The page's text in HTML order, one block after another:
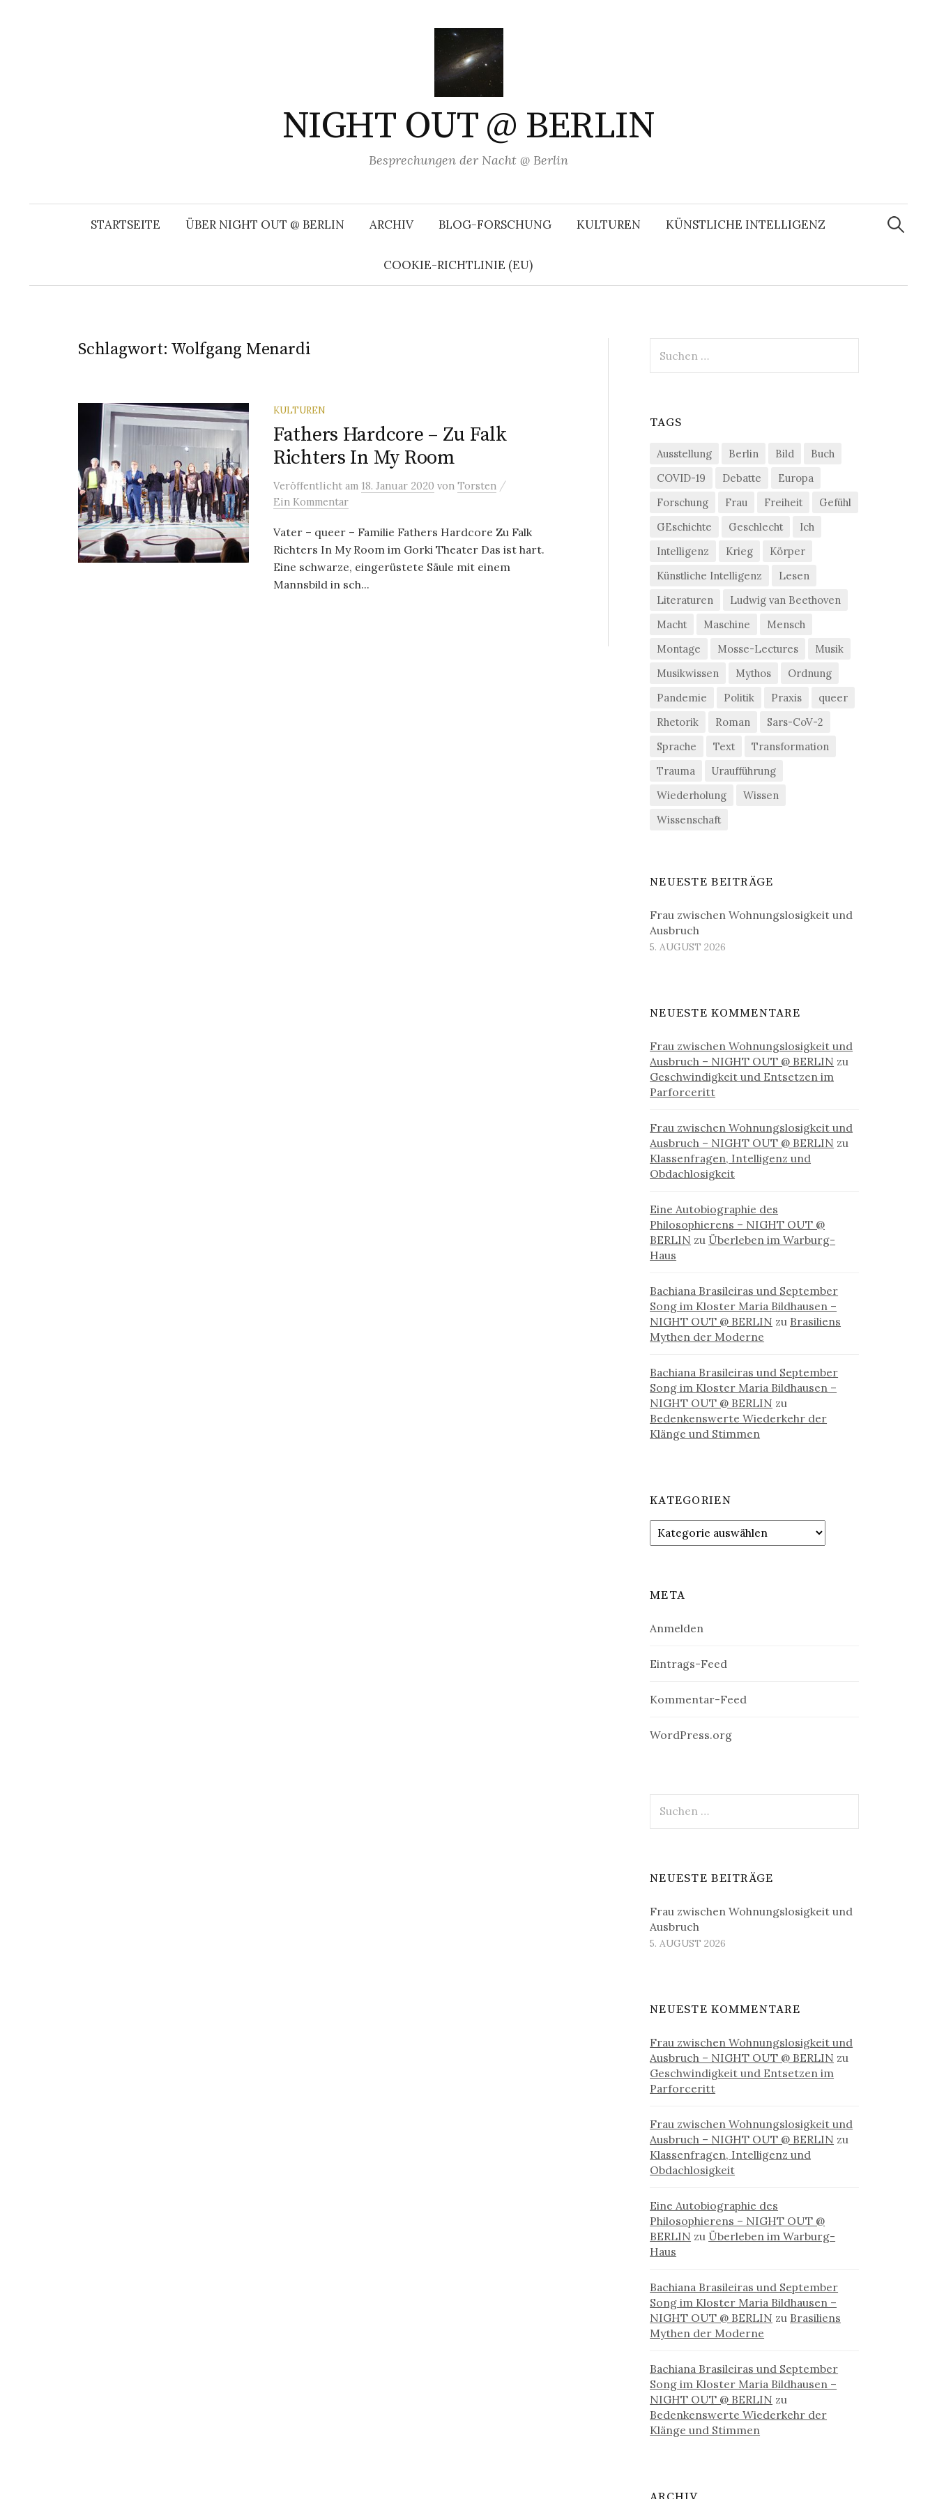
NIGHT OUT @ BERLIN
Besprechungen der Nacht @ Berlin
STARTSEITE ÜBER NIGHT OUT @ BERLIN ARCHIV BLOG-FORSCHUNG KULTUREN KÜNSTLICHE INTELLIGENZ
COOKIE-RICHTLINIE (EU)
Suchen
nach:
Schlagwort: Wolfgang Menardi
KULTUREN
Fathers Hardcore – Zu Falk
Richters In My Room
Veröffentlicht am 18. Januar 2020 von Torsten /
Ein Kommentar
Vater – queer – Familie Fathers Hardcore Zu Falk
Richters In My Room im Gorki Theater Das ist hart.
Eine schwarze, eingerüstete Säule mit einem
Mannsbild in sch...
nach:
TAGS
Ausstellung Berlin Bild
Buch
COVID-19
Debatte
Europa
Forschung
Frau Freiheit
Gefühl
GEschichte
Geschlecht
Ich
Intelligenz
Krieg
Körper
Künstliche Intelligenz
Lesen
Literaturen
Ludwig van Beethoven
Macht
Maschine
Mensch
Montage
Mosse-Lectures
Musik
Musikwissen
Mythos
Ordnung
Pandemie
Politik Praxis
queer
Rhetorik
Roman
Sars-CoV-2
Sprache
Text
Transformation
Trauma
Uraufführung
Wiederholung
Wissen
Wissenschaft
NEUESTE BEITRÄGE
Frau zwischen Wohnungslosigkeit und
Ausbruch
5. AUGUST 2026
NEUESTE KOMMENTARE
Frau zwischen Wohnungslosigkeit und
Ausbruch – NIGHT OUT @ BERLIN zu
Geschwindigkeit und Entsetzen im
Parforceritt
Frau zwischen Wohnungslosigkeit und
Ausbruch – NIGHT OUT @ BERLIN zu
Klassenfragen, Intelligenz und
Obdachlosigkeit
Eine Autobiographie des
Philosophierens – NIGHT OUT @
BERLIN zu Überleben im Warburg-
Haus
Bachiana Brasileiras und September
Song im Kloster Maria Bildhausen –
NIGHT OUT @ BERLIN zu Brasiliens
Mythen der Moderne
Bachiana Brasileiras und September
Song im Kloster Maria Bildhausen –
NIGHT OUT @ BERLIN zu
Bedenkenswerte Wiederkehr der
Klänge und Stimmen
KATEGORIEN
Kategorien
META
Anmelden
Eintrags-Feed
Kommentar-Feed
WordPress.org
nach:
NEUESTE BEITRÄGE
Frau zwischen Wohnungslosigkeit und
Ausbruch
5. AUGUST 2026
NEUESTE KOMMENTARE
Frau zwischen Wohnungslosigkeit und
Ausbruch – NIGHT OUT @ BERLIN zu
Geschwindigkeit und Entsetzen im
Parforceritt
Frau zwischen Wohnungslosigkeit und
Ausbruch – NIGHT OUT @ BERLIN zu
Klassenfragen, Intelligenz und
Obdachlosigkeit
Eine Autobiographie des
Philosophierens – NIGHT OUT @
BERLIN zu Überleben im Warburg-
Haus
Bachiana Brasileiras und September
Song im Kloster Maria Bildhausen –
NIGHT OUT @ BERLIN zu Brasiliens
Mythen der Moderne
Bachiana Brasileiras und September
Song im Kloster Maria Bildhausen –
NIGHT OUT @ BERLIN zu
Bedenkenswerte Wiederkehr der
Klänge und Stimmen